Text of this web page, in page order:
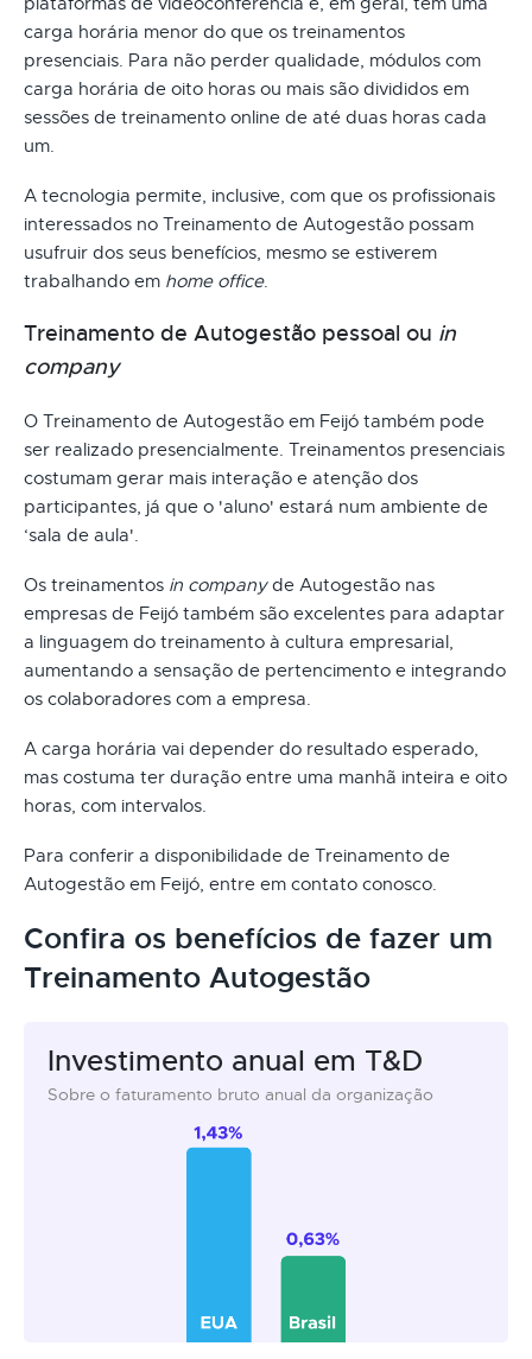
carga horária menor do que os treinamentos
presenciais. Para não perder qualidade, módulos com
carga horária de oito horas ou mais são divididos em
sessões de treinamento online de até duas horas cada
um.
A tecnologia permite, inclusive, com que os profissionais
interessados no Treinamento de Autogestão possam
usufruir dos seus benefícios, mesmo se estiverem
trabalhando em home office.
Treinamento de Autogestão pessoal ou in
company
O Treinamento de Autogestão em Feijó também pode
ser realizado presencialmente. Treinamentos presenciais
costumam gerar mais interação e atenção dos
participantes, já que o 'aluno' estará num ambiente de
‘sala de aula'.
Os treinamentos in companyde Autogestão nas
empresas de Feijó também são excelentes para adaptar
a linguagem do treinamento à cultura empresarial,
aumentando a sensação de pertencimento e integrando
os colaboradores com a empresa.
A carga horária vai depender do resultado esperado,
mas costuma ter duração entre uma manhã inteira e oito
horas, com intervalos.
Para conferir a disponibilidade de Treinamento de
Autogestão em Feijó, entre em contato conosco.
Confira os benefícios de fazer um
Treinamento Autogestão
Investimento anual em T&D
Sobre o faturamento bruto anual da organização